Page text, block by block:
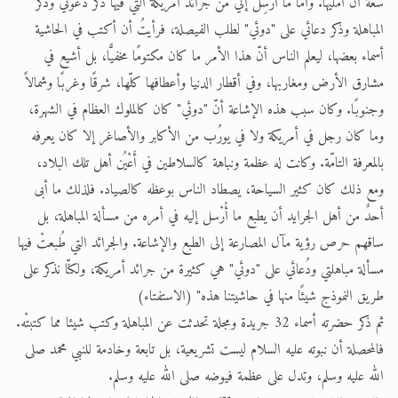
المباهلة وذكر دعائي على "دوئي" لطلب الفيصلة، فرأيتُ أن أكتب في الحاشية
أسماء بعضها، ليعلم الناس أنّ هذا الأمر ما كان مكتومًا مخفيًّا، بل أشيع في
مشارق الأرض ومغاربها، وفي أقطار الدنيا وأعطافها كلّها، شرقًا وغربًا وشمالاً
وجنوبًا. وكان سبب هذه الإشاعة أنّ "دوئي" كان كالملوك العظام في الشهرة،
وما كان رجل في أمريكة ولا في يورُب من الأكابر والأصاغر إلا كان يعرفه
بالمعرفة التامّة. وكانت له عظمة ونباهة كالسلاطين في أَعْيُن أهل تلك البلاد،
ومع ذلك كان كثير السياحة، يصطاد الناس بوعظه كالصياد. فلذلك ما أبى
أحدٌ من أهل الجرايد أن يطبع ما أُرْسل إليه في أمره من مسألة المباهلة، بل
ساقهم حرص رؤية مآل المصارعة إلى الطبع والإشاعة. والجرائد التي طُبعتْ فيها
مسألة مباهلتي ودُعائي على "دوئي" هي كثيرة من جرائد أمريكة، ولكنّا نذكر على
طريق النموذج شيئًا منها في حاشيتنا هذه" (الاستفتاء)
ثم ذكر حضرته أسماء 32 جريدة ومجلة تحدثت عن المباهلة وكتب شيئا مما كتبتْه.
فالمحصلة أن نبوته عليه السلام ليست تشريعية، بل تابعة وخادمة للنبي محمد صلى
الله عليه وسلم، وتدل على عظمة فيوضه صلى الله عليه وسلم.